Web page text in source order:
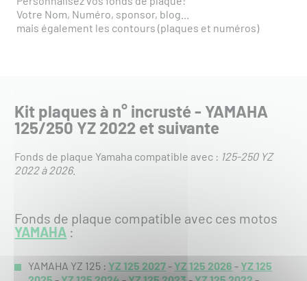
Votre Nom, Numéro, sponsor, blog...
mais également les contours (plaques et numéros)
Kit plaques à n° incrusté - YAMAHA
125/250 YZ 2022 et suivante
Fonds de plaque Yamaha compatible avec : 125-250 YZ
2022 à 2026.
Fonds de plaque compatible avec ces motos
YAMAHA :
YAMAHA YZ 125 : YZ 125 2027- YZ 125 2026 -YZ 125